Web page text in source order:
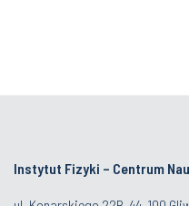
Instytut Fizyki – Centrum